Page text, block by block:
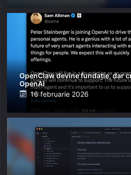
OpenClaw devine fundație, dar
OpenAI
Posted
16 februarie 2026